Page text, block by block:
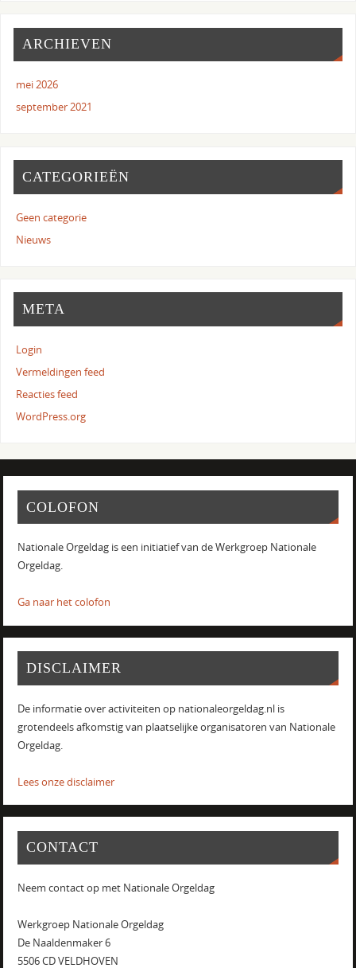
ARCHIEVEN
mei 2026
september 2021
CATEGORIEËN
Geen categorie
Nieuws
META
Login
Vermeldingen feed
Reacties feed
WordPress.org
COLOFON
Nationale Orgeldag is een initiatief van de Werkgroep Nationale
Orgeldag.
Ga naar het colofon
DISCLAIMER
De informatie over activiteiten op nationaleorgeldag.nl is
grotendeels afkomstig van plaatselijke organisatoren van Nationale
Orgeldag.
Lees onze disclaimer
CONTACT
Neem contact op met Nationale Orgeldag
Werkgroep Nationale Orgeldag
De Naaldenmaker 6
5506 CD VELDHOVEN